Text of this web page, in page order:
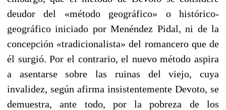
deudor del «método geográfico» o histórico-
geográfico iniciado por Menéndez Pidal, ni de la
concepción «tradicionalista» del romancero que de
él surgió. Por el contrario, el nuevo método aspira
a asentarse sobre las ruinas del viejo, cuya
invalidez, según afirma insistentemente Devoto, se
demuestra, ante todo, por la pobreza de los